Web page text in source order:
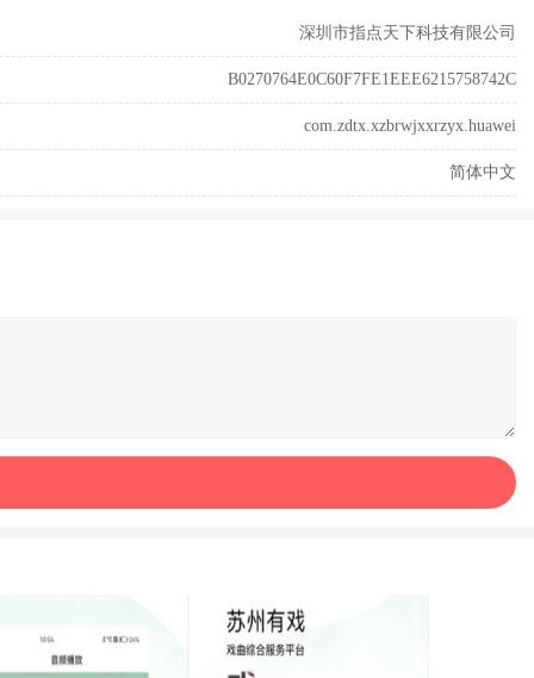
深圳市指点天下科技有限公司
B0270764E0C60F7FE1EEE6215758742C
com.zdtx.xzbrwjxxrzyx.huawei
简体中文